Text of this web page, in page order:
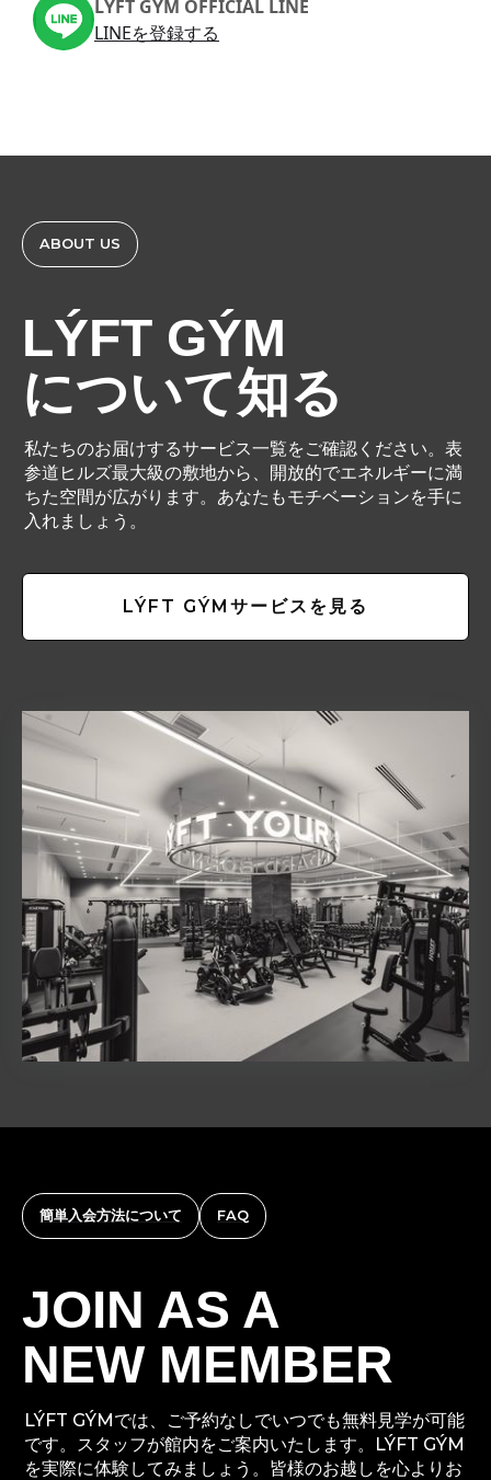
LÝFT GÝM OFFICIAL LINE
LINEを登録する
ABOUT US
LÝFT GÝM
について知る
私たちのお届けするサービス一覧をご確認ください。表
参道ヒルズ最大級の敷地から、開放的でエネルギーに満
ちた空間が広がります。あなたもモチベーションを手に
入れましょう。
LÝFT GÝMサービスを見る
簡単入会方法について FAQ
JOIN AS A
NEW MEMBER
LÝFT GÝMでは、ご予約なしでいつでも無料見学が可能
です。スタッフが館内をご案内いたします。LÝFT GÝM
を実際に体験してみましょう。皆様のお越しを心よりお